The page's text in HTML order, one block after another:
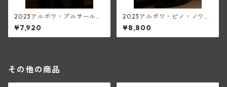
2023アルボワ・プルサール
(ペリカン)
¥7,920
2023アルボワ・ピノ・ノワー
ル・クロ・サン・ローラン(ペ
リカン)
¥8,800
その他の商品